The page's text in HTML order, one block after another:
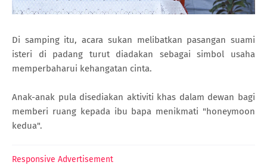
Di samping itu, acara sukan melibatkan pasangan suami
isteri di padang turut diadakan sebagai simbol usaha
memperbaharui kehangatan cinta.
Anak-anak pula disediakan aktiviti khas dalam dewan bagi
memberi ruang kepada ibu bapa menikmati "honeymoon
kedua".
Responsive Advertisement